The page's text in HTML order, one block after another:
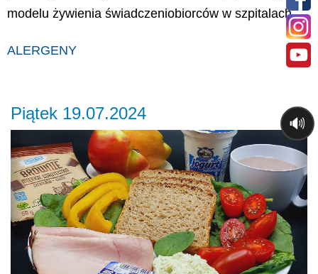
modelu żywienia świadczeniobiorców w szpitalach.
ALERGENY
Piątek 19.07.2024
Previous
🔊